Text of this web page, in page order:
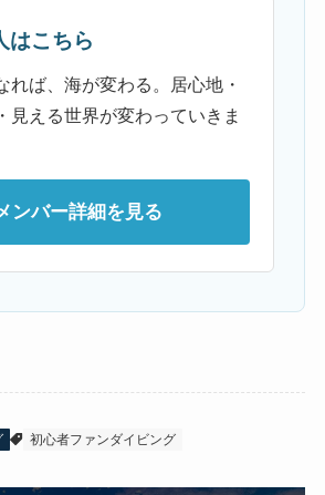
はこちら
れば、海が変わる。居心地・
見える世界が変わっていきま
ンバー詳細を見る
初心者ファンダイビング